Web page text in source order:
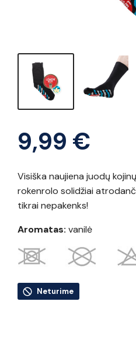
9,99 €
Visiška naujiena juodų
rokenrolo solidžiai
tikrai nepakenks!
Aromatas: vanilė
Neturime